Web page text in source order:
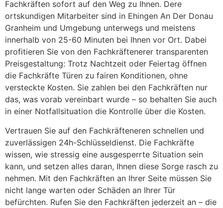
Fachkräften sofort auf den Weg zu Ihnen. Dere
ortskundigen Mitarbeiter sind in Ehingen An Der Donau
Granheim und Umgebung unterwegs und meistens
innerhalb von 25-60 Minuten bei Ihnen vor Ort. Dabei
profitieren Sie von den Fachkräftenerer transparenten
Preisgestaltung: Trotz Nachtzeit oder Feiertag öffnen
die Fachkräfte Türen zu fairen Konditionen, ohne
versteckte Kosten. Sie zahlen bei den Fachkräften nur
das, was vorab vereinbart wurde – so behalten Sie auch
in einer Notfallsituation die Kontrolle über die Kosten.
Vertrauen Sie auf den Fachkräfteneren schnellen und
zuverlässigen 24h-Schlüsseldienst. Die Fachkräfte
wissen, wie stressig eine ausgesperrte Situation sein
kann, und setzen alles daran, Ihnen diese Sorge rasch zu
nehmen. Mit den Fachkräften an Ihrer Seite müssen Sie
nicht lange warten oder Schäden an Ihrer Tür
befürchten. Rufen Sie den Fachkräften jederzeit an – die